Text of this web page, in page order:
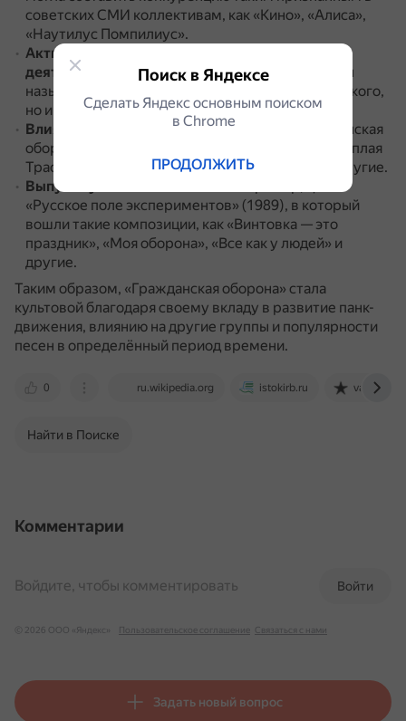
советских СМИ коллективам, как «Кино», «Алиса»,
«Наутилус Помпилиус».
Активная звукозаписывающая и гастрольная
деятельность Егора Летова.Основателя группы
называют отцом-основателем не только сибирского,
но и российского панк-движения.
Влияние на творчество других групп
«Гражданская
оборона» повлияла на такие коллективы, как «Тёплая
Трасса», «Лисичкин Хлеб», «Банда четырёх» и другие.
Выпуск культовых альбомов
«Русское поле экспериментов» (1989), в который
вошли такие композиции, как «Винтовка — это
праздник», «Моя оборона», «Все как у людей» и
другие.
Таким образом, «Гражданская оборона» стала
культовой благодаря своему вкладу в развитие панк-
движения, влиянию на другие группы и популярности
песен в определённый период времени.
0 ru.wikipedia.org istokirb.ru
Найти в Поиске
Комментарии
Войти
Войдите, чтобы комментировать
© 2026 ООО «Яндекс» Пользовательское соглашение Связаться с нами
Задать новый вопрос
Поиск в Яндексе
Сделать Яндекс основным поиском
в Сhrome
ПРОДОЛЖИТЬ